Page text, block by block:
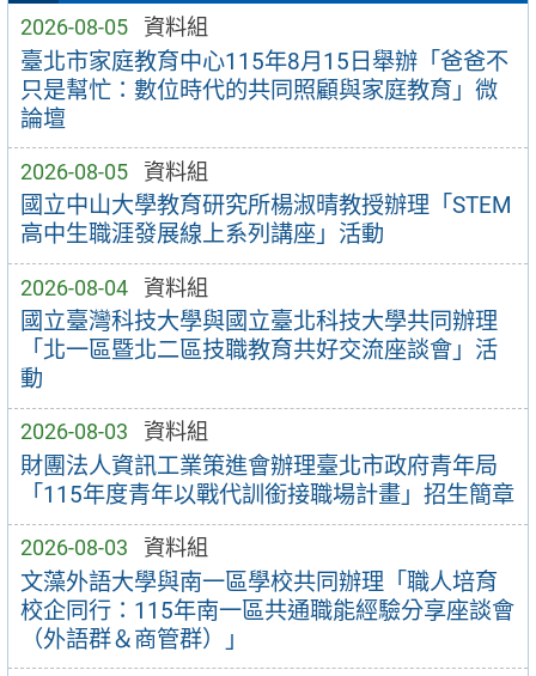
2026-08-05 資料組
臺北市家庭教育中心115年8月15日舉辦「爸爸不
只是幫忙：數位時代的共同照顧與家庭教育」微
論壇
2026-08-05 資料組
國立中山大學教育研究所楊淑晴教授辦理「STEM
高中生職涯發展線上系列講座」活動
2026-08-04 資料組
國立臺灣科技大學與國立臺北科技大學共同辦理
「北一區暨北二區技職教育共好交流座談會」活
動
2026-08-03 資料組
財團法人資訊工業策進會辦理臺北市政府青年局
「115年度青年以戰代訓銜接職場計畫」招生簡章
2026-08-03 資料組
文藻外語大學與南一區學校共同辦理「職人培育
校企同行：115年南一區共通職能經驗分享座談會
（外語群＆商管群）」